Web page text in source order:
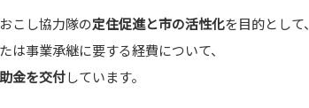
こし協力隊の定住促進と市の活性化を目的として、
は事業承継に要する経費について、
金を交付しています。